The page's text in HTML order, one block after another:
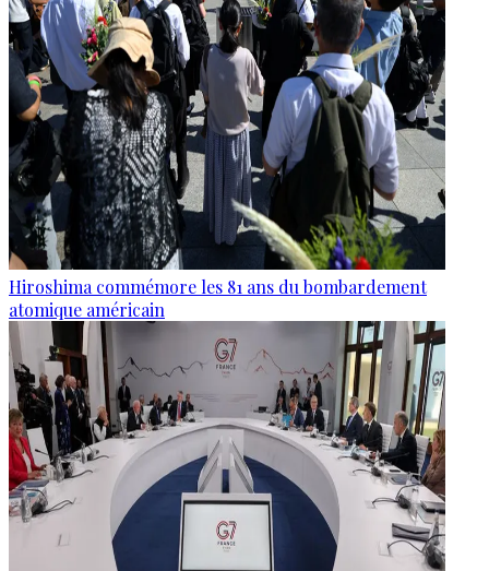
Hiroshima commémore les 81 ans du bombardement
atomique américain